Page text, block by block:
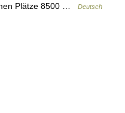
Plätze 8500 …
Deutsch